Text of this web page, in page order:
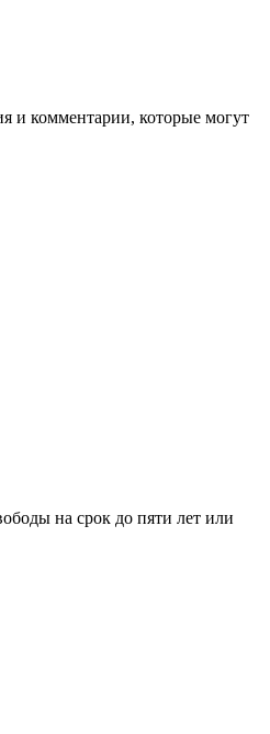
и комментарии, которые могут
на срок до пяти лет или